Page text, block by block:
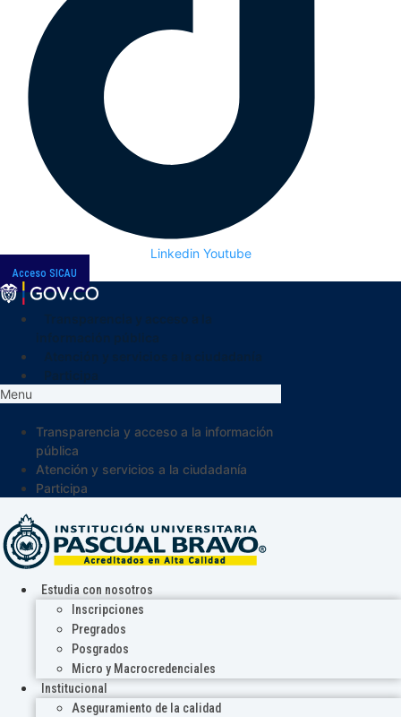
Linkedin Youtube
Acceso SICAU
Menu
Transparencia y acceso a la información
pública
Atención y servicios a la ciudadanía
Participa
Estudia con nosotros
Inscripciones
Pregrados
Posgrados
Micro y Macrocredenciales
Institucional
Aseguramiento de la calidad